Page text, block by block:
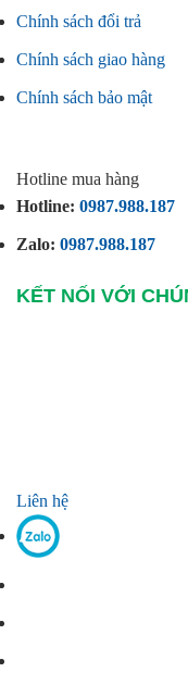
Chính sách đổi trả
Chính sách giao hàng
Chính sách bảo mật
Hotline mua hàng
Hotline:
Zalo:
KẾT NỐI VỚI
Liên hệ